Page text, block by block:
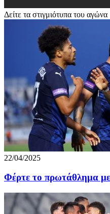
Δείτε τα στιγμιότυπα του αγώνα
22/04/2025
Φέρτε το πρωτάθλημα